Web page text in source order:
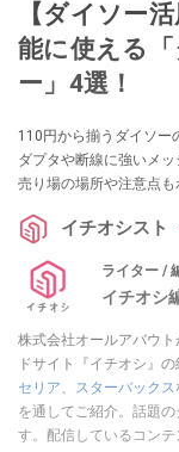
【ダイソー
能に使える
ー」4選！
110円から揃うダイソー
ダプタや断線に強いメ
売り場の場所や注意点も
イチオシスト
ライター /
イチオシ
株式会社オールアバウ
ドサイト『イチオシ』の
セリア
スターバックス
を通してご紹介。話題
す。配信しているコン